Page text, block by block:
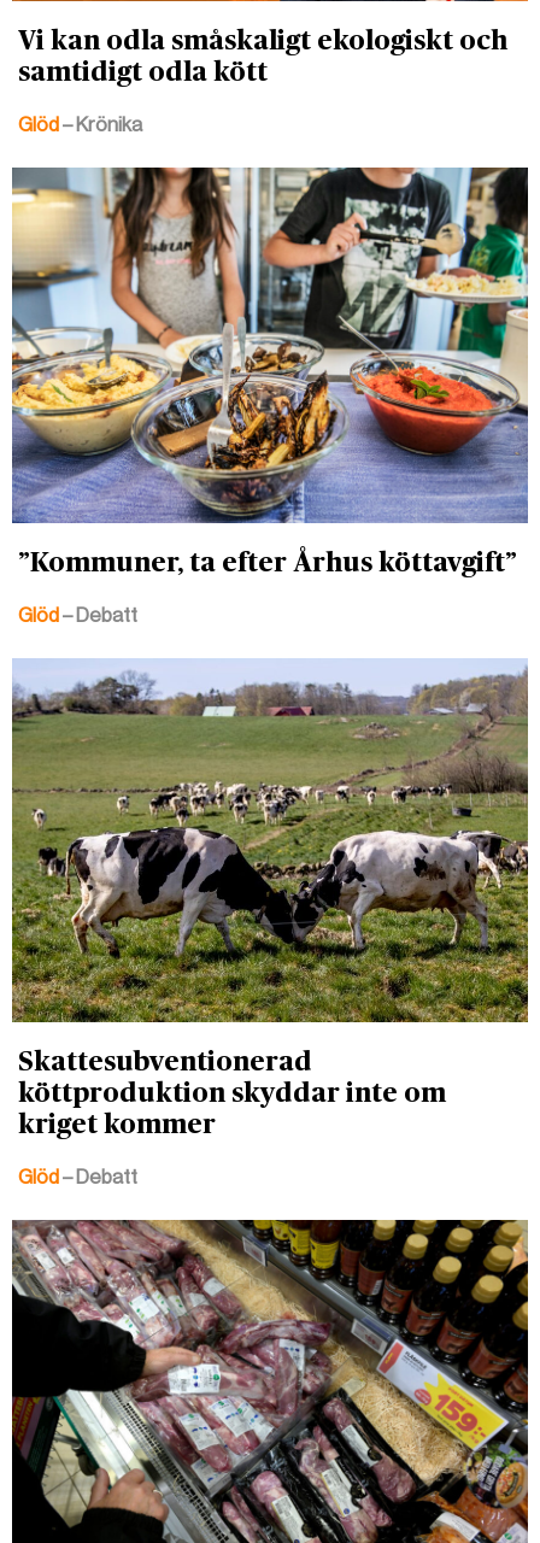
Vi kan odla småskaligt ekologiskt och
samtidigt odla kött
Glöd – Krönika
”Kommuner, ta efter Århus köttavgift”
Glöd– Debatt
Skattesubventionerad
köttproduktion skyddar inte om
kriget kommer
Glöd– Debatt